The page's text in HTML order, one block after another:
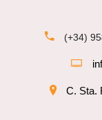
(+34)
C. Sta.